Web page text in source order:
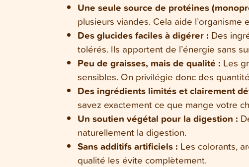
Une seule source de protéines
plusieurs viandes. Cela aide
Des glucides faciles à digérer : Des
tolérés. Ils apportent de l’énergie sans
Peu de graisses, mais de qualité : Les
sensibles. On privilégie donc des
Des ingrédients limités et clairement
savez exactement ce que mange votre
Un soutien végétal pour la digestion :
naturellement la digestion.
Sans additifs artificiels : Les colorants,
qualité les évite complètement.